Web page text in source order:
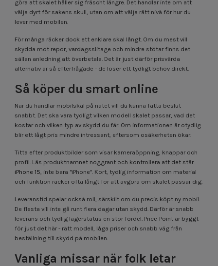
göra att skalet håller sig fräscht längre. Det handlar inte om att
välja dyrt för sakens skull, utan om att välja rätt nivå för hur du
lever med mobilen.
För många räcker dock ett enklare skal långt. Om du mest vill
skydda mot repor, vardagsslitage och mindre stötar finns det
sällan anledning att överbetala. Det är just därför prisvärda
alternativ är så efterfrågade - de löser ett tydligt behov direkt.
Så köper du smart online
När du handlar mobilskal på nätet vill du kunna fatta beslut
snabbt. Det ska vara tydligt vilken modell skalet passar, vad det
kostar och vilken typ av skydd du får. Om informationen är otydlig
blir ett lågt pris mindre intressant, eftersom osäkerheten ökar.
Titta efter produktbilder som visar kameraöppning, knappar och
profil. Läs produktnamnet noggrant och kontrollera att det står
iPhone 15 , inte bara "iPhone". Kort, tydlig information om material
och funktion räcker ofta långt för att avgöra om skalet passar dig.
Leveranstid spelar också roll, särskilt om du precis köpt ny mobil.
De flesta vill inte gå runt flera dagar utan skydd. Därför är snabb
leverans och tydlig lagerstatus en stor fördel. Price-Point är byggt
för just det här - rätt modell, låga priser och snabb väg från
beställning till skydd på mobilen.
Vanliga missar när folk letar